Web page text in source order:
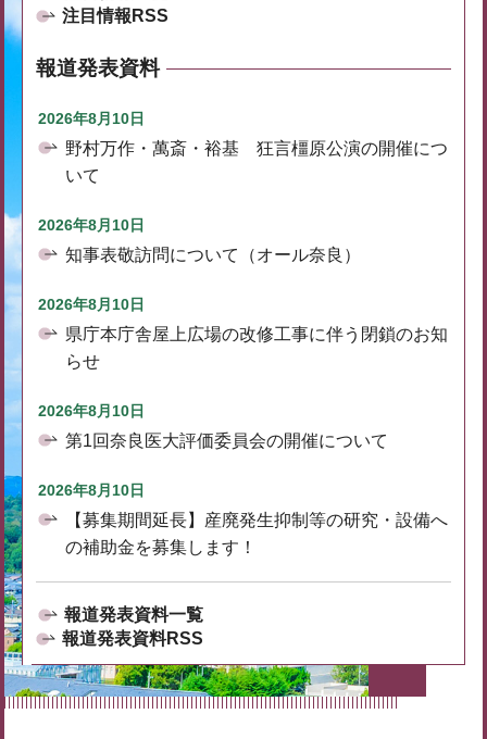
注目情報RSS
報道発表資料
2026年8月10日
野村万作・萬斎・裕基 狂言橿原公演の開催につ
いて
2026年8月10日
知事表敬訪問について（オール奈良）
2026年8月10日
県庁本庁舎屋上広場の改修工事に伴う閉鎖のお知
らせ
2026年8月10日
第1回奈良医大評価委員会の開催について
2026年8月10日
【募集期間延長】産廃発生抑制等の研究・設備へ
の補助金を募集します！
報道発表資料一覧
報道発表資料RSS